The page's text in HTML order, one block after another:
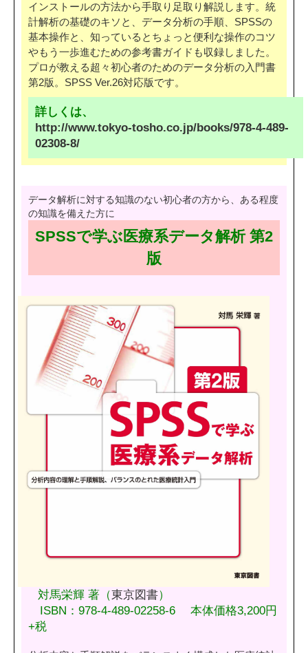
インストールの方法から手取り足取り解説します。統
計解析の基礎のキソと、データ分析の手順、SPSSの
基本操作と、知っているとちょっと便利な操作のコツ
やもう一歩進むための参考書ガイドも収録しました。
プロが教える超々初心者のためのデータ分析の入門書
第2版。SPSS Ver.26対応版です。
詳しくは、
http://www.tokyo-tosho.co.jp/books/978-4-489-
02308-8/
データ解析に対する知識のない初心者の方から、ある程度
の知識を備えた方に
SPSSで学ぶ医療系データ解析 第2
版
対馬栄輝 著（東京図書）
ISBN：978-4-489-02258-6 本体価格3,200円
+税